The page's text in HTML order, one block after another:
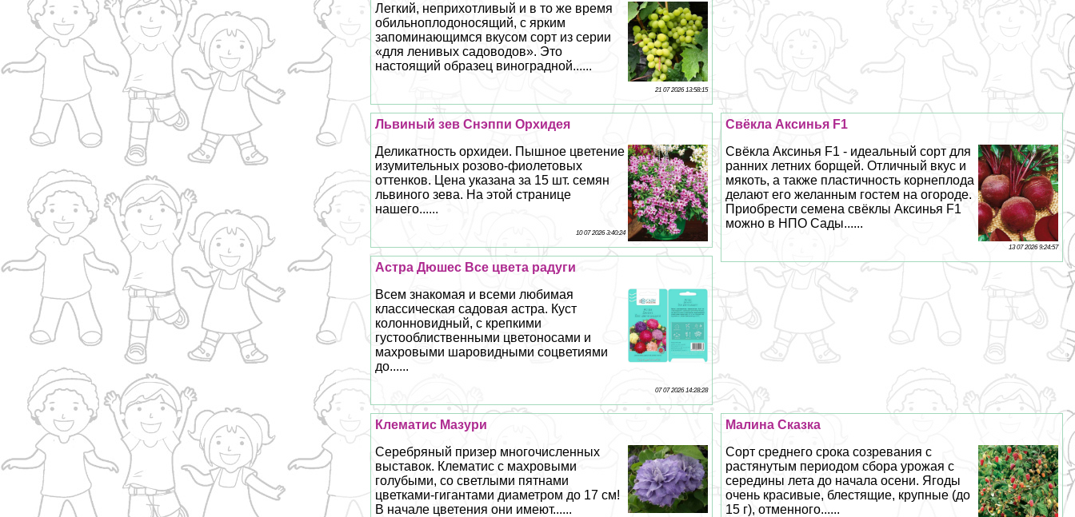
Легкий, неприхотливый и в то же время
обильноплодоносящий, с ярким
запоминающимся вкусом сорт из серии
«для ленивых садоводов». Это
настоящий образец виноградной......
21 07 2026 13:58:15
Свёкла Аксинья F1
Свёкла Аксинья F1 - идеальный сорт для
ранних летних борщей. Отличный вкус и
мякоть, а также пластичность корнеплода
делают его желанным гостем на огороде.
Приобрести семена свёклы Аксинья F1
можно в НПО Сады......
13 07 2026 9:24:57
Львиный зев Снэппи Орхидея
Деликатность орхидеи. Пышное цветение
изумительных розово-фиолетовых
оттенков. Цена указана за 15 шт. семян
львиного зева. На этой странице
нашего......
10 07 2026 3:40:24
Астра Дюшес Все цвета радуги
Всем знакомая и всеми любимая
классическая садовая астра. Куст
колонновидный, с крепкими
густооблиственными цветоносами и
махровыми шаровидными соцветиями
до......
07 07 2026 14:28:28
Малина Сказка
Сорт среднего срока созревания с
растянутым периодом сбора урожая с
середины лета до начала осени. Ягоды
очень красивые, блестящие, крупные (до
15 г), отменного......
Клематис Мазури
Серебряный призер многочисленных
выставок. Клематис с махровыми
гoлyбыми, со светлыми пятнами
цветками-гигантами диаметром до 17 см!
В начале цветения они имеют......